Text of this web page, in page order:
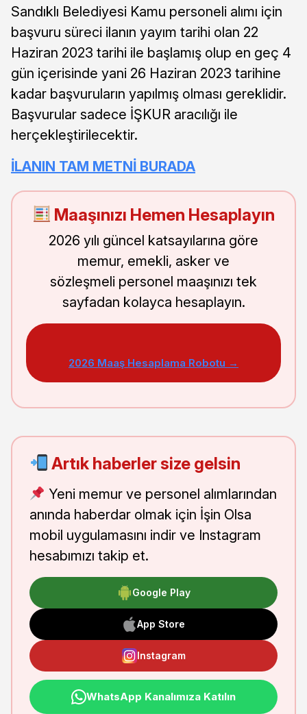
Sandıklı Belediyesi Kamu personeli alımı için
başvuru süreci ilanın yayım tarihi olan 22
Haziran 2023 tarihi ile başlamış olup en geç 4
gün içerisinde yani 26 Haziran 2023 tarihine
kadar başvuruların yapılmış olması gereklidir.
Başvurular sadece İŞKUR aracılığı ile
herçekleştirilecektir.
İLANIN TAM METNİ BURADA
Maaşınızı Hemen Hesaplayın
2026 yılı güncel katsayılarına göre
memur, emekli, asker ve
sözleşmeli personel maaşınızı tek
sayfadan kolayca hesaplayın.
2026 Maaş Hesaplama Robotu →
Artık haberler size gelsin
Yeni memur ve personel alımlarından
anında haberdar olmak için İşin Olsa
mobil uygulamasını indir ve Instagram
hesabımızı takip et.
Google Play
App Store
Instagram
WhatsApp Kanalımıza Katılın